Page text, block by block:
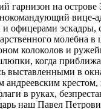
гар­ни­зон на ост­ро­ве
и офи­це­ра­ми эс­кад­ры,
мо­леб­на в
ко­ло­ко­лов и
ко­гда
вы­став­лен­ны­ми в
ан­дре­ев­ским кре­стом,
в ру­ках,
наш Па­вел